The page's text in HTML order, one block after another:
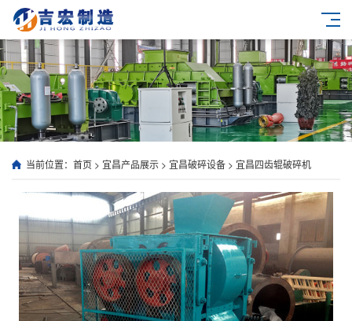
当前位置： 首页 > 宜昌产品展示 > 宜昌破碎设备 > 宜昌四齿辊破碎机